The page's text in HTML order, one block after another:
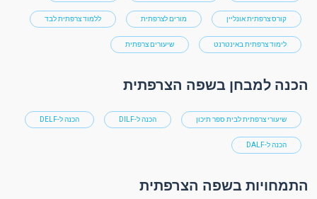
קורס צרפתית אונליין מורים לצרפתית ללמוד צרפתית לבד
לימוד צרפתית באינטרנט שיעורים צרפתית
הכנה למבחן בשפה הצרפתית
שיעורי צרפתית לבית ספר תיכון הכנה ל-DILF הכנה ל-DELF
הכנה ל-DALF
התמחויות בשפה הצרפתית